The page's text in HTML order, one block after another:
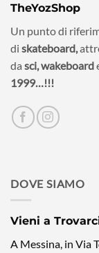
TheYozShop
Un punto di
di skateboard,
da sci,wakeboard
1999…!!!
DOVE SIAMO
Vieni a
A Messina, in Via